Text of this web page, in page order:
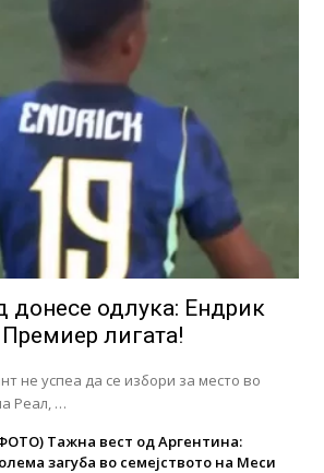
одлука: Eндрик
лигата!
не успеа да се избори за место во
Реал, …
Тажна вест од Аргентина:
загуба во семејството на Меси